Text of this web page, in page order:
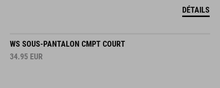
DÉTAILS
WS SOUS-PANTALON CMPT COURT
34.95 EUR